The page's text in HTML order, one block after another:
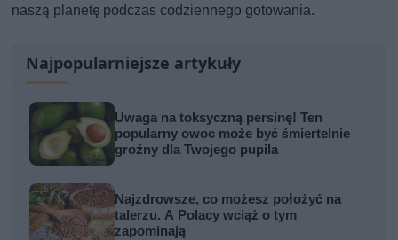
naszą planetę podczas codziennego gotowania.
Najpopularniejsze artykuły
Uwaga na toksyczną persinę! Ten
popularny owoc może być śmiertelnie
groźny dla Twojego pupila
Najzdrowsze, co możesz położyć na
talerzu. A Polacy wciąż o tym
zapominają